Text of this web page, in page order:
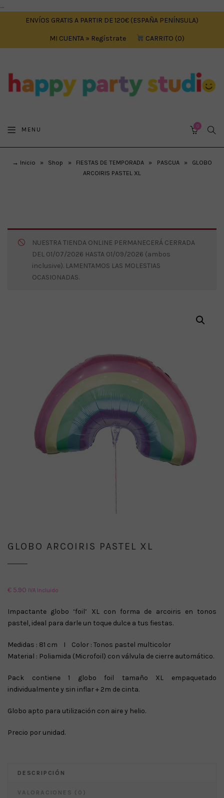
....
ENVÍOS GRATIS A PARTIR DE 120€ (ESPAÑA PENÍNSULA)
MI CUENTA » Regístrate CARRITO 0
MENU 0
→ Inicio » Shop » FIESTAS DE TEMPORADA » PASCUA »
GLOBO
ARCOIRIS PASTEL XL
NUESTRA TIENDA ONLINE PERMANECERÁ CERRADA
DEL 01/07/2026 HASTA 01/09/2026 (ambos
inclusive). LAMENTAMOS LAS MOLESTIAS
OCASIONADAS.
GLOBO ARCOIRIS PASTEL XL
€ 5.90 IVA Incluido
Impactante globo ‘foil’ XL con forma de arcoiris en tonos
pastel, ideal para darle un toque dulce a tus fiestas.
Medidas : 81 cm I Color : Tonos pastel multicolor
Material : Poliamida (Microfoil) con válvula de cierre automático.
Pack contiene 1 globo foil tamaño XL empaquetado
individualmente y sin inflar + 2m de cinta.
Globo apto para utilización con aire y helio.
Precio por unidad.
DESCRIPCIÓN
VALORACIONES (0)